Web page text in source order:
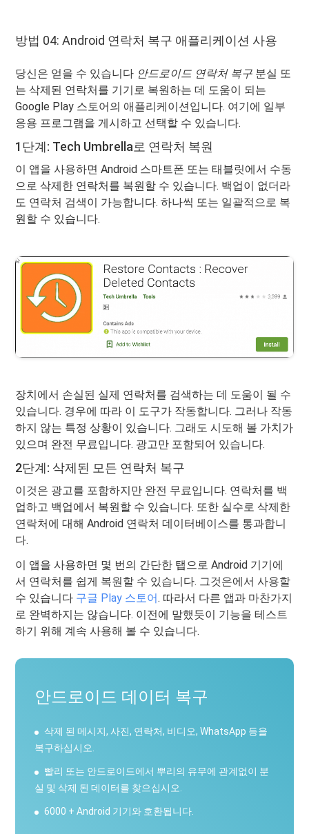
방법 04: Android 연락처 복구 애플리케이션 사용
당신은 얻을 수 있습니다 안드로이드 연락처 복구 분실 또
는 삭제된 연락처를 기기로 복원하는 데 도움이 되는
Google Play 스토어의 애플리케이션입니다. 여기에 일부
응용 프로그램을 게시하고 선택할 수 있습니다.
1단계: Tech Umbrella로 연락처 복원
이 앱을 사용하면 Android 스마트폰 또는 태블릿에서 수동
으로 삭제한 연락처를 복원할 수 있습니다. 백업이 없더라
도 연락처 검색이 가능합니다. 하나씩 또는 일괄적으로 복
원할 수 있습니다.
장치에서 손실된 실제 연락처를 검색하는 데 도움이 될 수
있습니다. 경우에 따라 이 도구가 작동합니다. 그러나 작동
하지 않는 특정 상황이 있습니다. 그래도 시도해 볼 가치가
있으며 완전 무료입니다. 광고만 포함되어 있습니다.
2단계: 삭제된 모든 연락처 복구
이것은 광고를 포함하지만 완전 무료입니다. 연락처를 백
업하고 백업에서 복원할 수 있습니다. 또한 실수로 삭제한
연락처에 대해 Android 연락처 데이터베이스를 통과합니
다.
이 앱을 사용하면 몇 번의 간단한 탭으로 Android 기기에
서 연락처를 쉽게 복원할 수 있습니다. 그것은에서 사용할
수 있습니다 구글 Play 스토어. 따라서 다른 앱과 마찬가지
로 완벽하지는 않습니다. 이전에 말했듯이 기능을 테스트
하기 위해 계속 사용해 볼 수 있습니다.
안드로이드 데이터 복구
삭제 된 메시지, 사진, 연락처, 비디오, WhatsApp 등을
복구하십시오.
빨리 또는 안드로이드에서 뿌리의 유무에 관계없이 분
실 및 삭제 된 데이터를 찾으십시오.
6000 + Android 기기와 호환됩니다.